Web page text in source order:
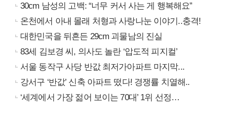
30cm 남성의 고백: “너무 커서 사는 게 행복해요”
온천에서 아내 몰래 처형과 사랑나눈 이야기..충격!
대한민국을 뒤흔든 29cm 괴물남의 진실
83세 김보경 씨, 의사도 놀란 ‘압도적 피지컬’
서울 동작구 사당 반값 최저가아파트 마지막...
강서구 ‘반값’ 신축 아파트 떴다! 경쟁률 치열해..
‘세계에서 가장 젊어 보이는 70대’ 1위 선정…